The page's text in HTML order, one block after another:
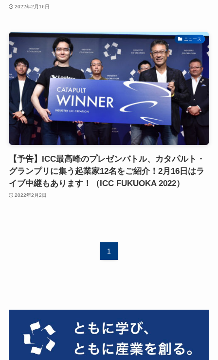
2022年2月16日
ニュース
【予告】ICC最高峰のプレゼンバトル、カタパルト・
グランプリに集う起業家12名をご紹介！2月16日はラ
イブ中継もあります！（ICC FUKUOKA 2022）
2022年2月2日
1